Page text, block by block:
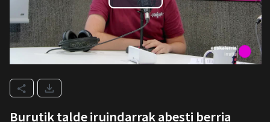
Burutik talde iruindarrak abesti berria